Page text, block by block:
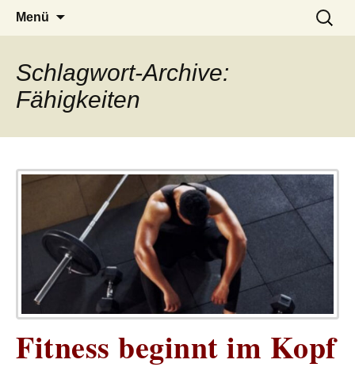
LUCKX
– das Magazin
Menü
Suchen
nach:
Schlagwort-Archive:
Fähigkeiten
Fitness beginnt im Kopf